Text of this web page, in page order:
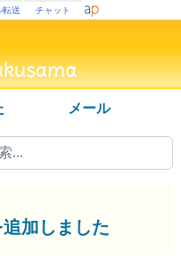
転送 チャット
メール
加しました